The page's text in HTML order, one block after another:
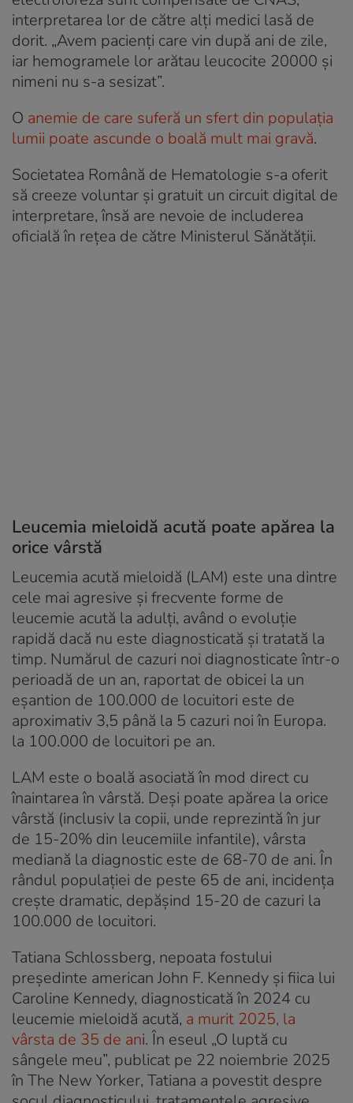
interpretarea lor de către alți medici lasă de
dorit. „Avem pacienți care vin după ani de zile,
iar hemogramele lor arătau leucocite 20000 și
nimeni nu s-a sesizat”.
O anemie de care suferă un sfert din populația
lumii poate ascunde o boală mult mai gravă.
Societatea Română de Hematologie s-a oferit
să creeze voluntar și gratuit un circuit digital de
interpretare, însă are nevoie de includerea
oficială în rețea de către Ministerul Sănătății.
Leucemia mieloidă acută poate apărea la
orice vârstă
Leucemia acută mieloidă (LAM) este una dintre
cele mai agresive și frecvente forme de
leucemie acută la adulți, având o evoluție
rapidă dacă nu este diagnosticată și tratată la
timp. Numărul de cazuri noi diagnosticate într-o
perioadă de un an, raportat de obicei la un
eșantion de 100.000 de locuitori este de
aproximativ 3,5 până la 5 cazuri noi în Europa.
la 100.000 de locuitori pe an.
LAM este o boală asociată în mod direct cu
înaintarea în vârstă. Deși poate apărea la orice
vârstă (inclusiv la copii, unde reprezintă în jur
de 15-20% din leucemiile infantile), vârsta
mediană la diagnostic este de 68-70 de ani. În
rândul populației de peste 65 de ani, incidența
crește dramatic, depășind 15-20 de cazuri la
100.000 de locuitori.
Tatiana Schlossberg, nepoata fostului
președinte american John F. Kennedy și fiica lui
Caroline Kennedy, diagnosticată în 2024 cu
leucemie mieloidă acută, a murit 2025, la
vârsta de 35 de ani. În eseul „O luptă cu
sângele meu”, publicat pe 22 noiembrie 2025
în The New Yorker, Tatiana a povestit despre